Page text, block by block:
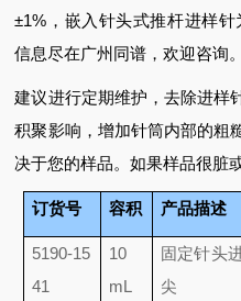
±1%，嵌入针头式推杆进样针
信息尽在广州同谱，欢迎咨询。
建议进行定期维护，去除进样
积聚影响，增加针筒内部的粗
决于您的样品。如果样品很脏
订货号 容积 产品描述
5190-15
41
10
mL
固定针头
尖